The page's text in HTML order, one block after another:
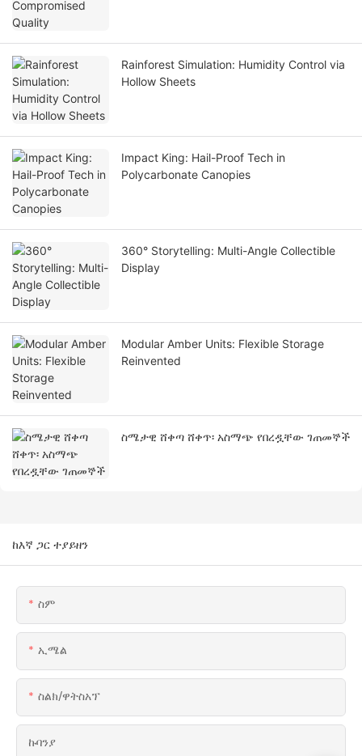
Rainforest Simulation: Humidity Control via
Hollow Sheets
Impact King: Hail-Proof Tech in
Polycarbonate Canopies
360° Storytelling: Multi-Angle Collectible
Display
Modular Amber Units: Flexible Storage
Reinvented
ስሜታዊ ሸቀጣ ሸቀጥ፡ አስማጭ የበረዷቸው ገጠመኞች
ከእኛ ጋር ተያይዘን
ስም
ኢሜል
ስልክ/ዋትስአፕ
ኩባንያ